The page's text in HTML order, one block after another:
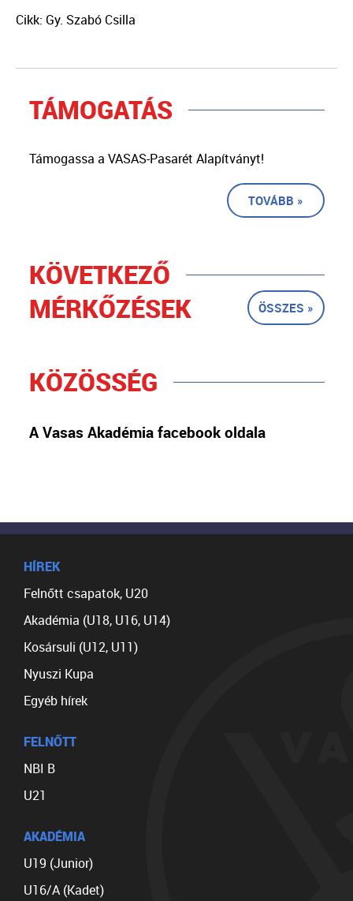
Cikk: Gy. Szabó Csilla
TÁMOGATÁS
Támogassa a VASAS-Pasarét Alapítványt!
TOVÁBB »
KÖVETKEZŐ
MÉRKŐZÉSEK
ÖSSZES »
KÖZÖSSÉG
A Vasas Akadémia facebook oldala
HÍREK
Felnőtt csapatok, U20
Akadémia (U18, U16, U14)
Kosársuli (U12, U11)
Nyuszi Kupa
Egyéb hírek
FELNŐTT
NBI B
U21
AKADÉMIA
U19 (Junior)
U16/A (Kadet)